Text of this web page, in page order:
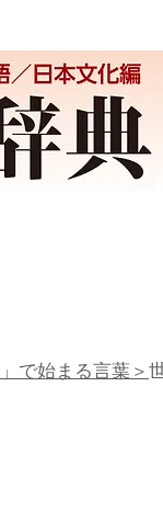
で始まる言葉＞